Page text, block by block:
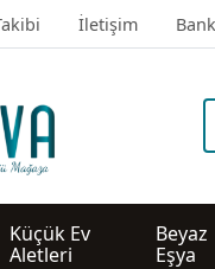
İletişim
Küçük Ev
Aletleri
Beyaz
Eşya